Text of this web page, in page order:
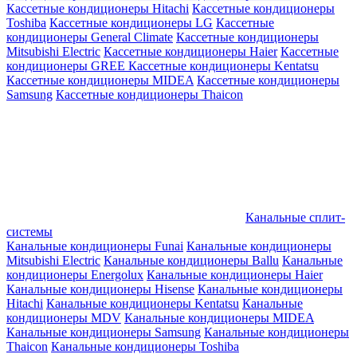
Кассетные кондиционеры Hitachi Кассетные кондиционеры
Toshiba Кассетные кондиционеры LG Кассетные
кондиционеры General Climate Кассетные кондиционеры
Mitsubishi Electric Кассетные кондиционеры Haier Кассетные
кондиционеры GREE Кассетные кондиционеры Kentatsu
Кассетные кондиционеры MIDEA Кассетные кондиционеры
Samsung Кассетные кондиционеры Thaicon
Канальные сплит-
системы
Канальные кондиционеры Funai Канальные кондиционеры
Mitsubishi Electric Канальные кондиционеры Ballu Канальные
кондиционеры Energolux Канальные кондиционеры Haier
Канальные кондиционеры Hisense Канальные кондиционеры
Hitachi Канальные кондиционеры Kentatsu Канальные
кондиционеры MDV Канальные кондиционеры MIDEA
Канальные кондиционеры Samsung Канальные кондиционеры
Thaicon Канальные кондиционеры Toshiba